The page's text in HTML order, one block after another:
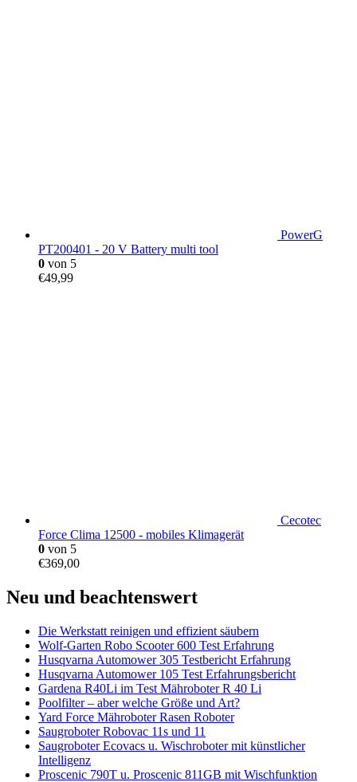
PowerG
PT200401 - 20 V Battery multi tool
0 von 5
€49,99
Cecotec
Force Clima 12500 - mobiles Klimagerät
0 von 5
€369,00
Neu und beachtenswert
Die Werkstatt reinigen und effizient säubern
Wolf-Garten Robo Scooter 600 Test Erfahrung
Husqvarna Automower 305 Testbericht Erfahrung
Husqvarna Automower 105 Test Erfahrungsbericht
Gardena R40Li im Test Mähroboter R 40 Li
Poolfilter – aber welche Größe und Art?
Yard Force Mähroboter Rasen Roboter
Saugroboter Robovac 11s und 11
Saugroboter Ecovacs u. Wischroboter mit künstlicher
Intelligenz
Proscenic 790T u. Proscenic 811GB mit Wischfunktion